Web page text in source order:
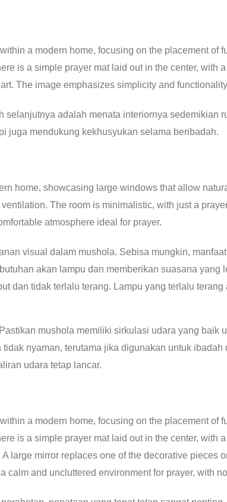
adalah menata interiornya sedemikian
juga mendukung kekhusyukan selama beribadah.
visual dalam mushola. Sebisa mungkin,
akan lampu dan memberikan suasana
dan tidak terlalu terang. Lampu yang terlalu
mushola memiliki sirkulasi udara yang baik
nyaman, terutama jika digunakan untuk
udara tetap lancar.